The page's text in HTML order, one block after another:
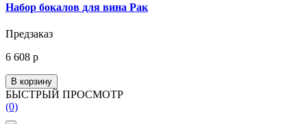
Набор бокалов для вина Рак
Предзаказ
6 608 р
В корзину
БЫСТРЫЙ ПРОСМОТР
(0)